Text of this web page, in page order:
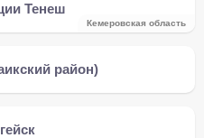
Тенеш
Кемеровская область
район)